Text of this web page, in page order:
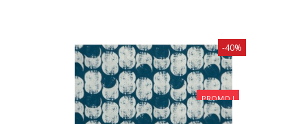
PROMO !
-40%